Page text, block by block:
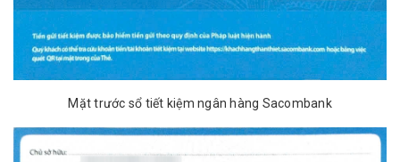
Mặt trước sổ tiết kiệm ngân hàng Sacombank